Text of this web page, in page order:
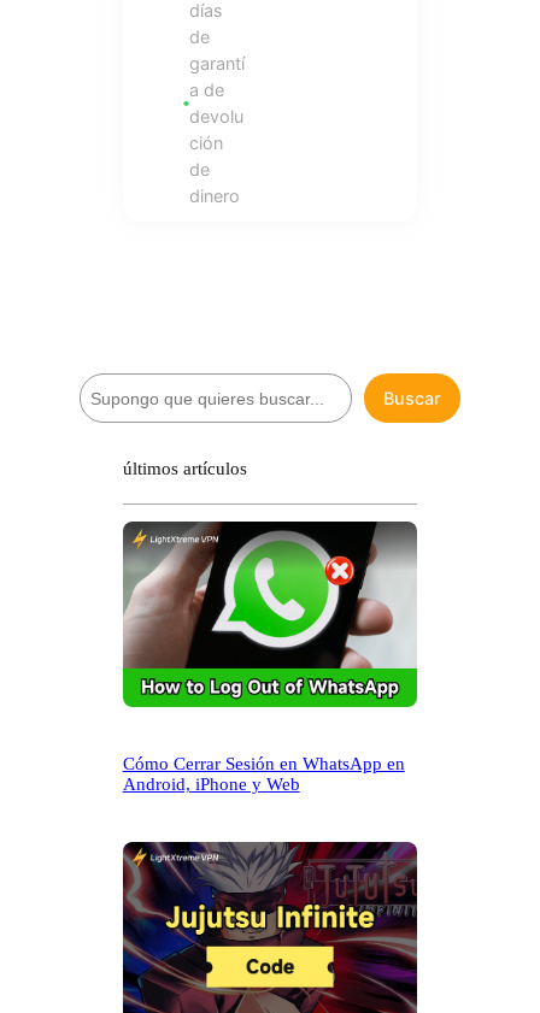
días
de
garantí
a de
devolu
ción
de
dinero
B
u
Buscar
últimos artículos
Cómo Cerrar Sesión en WhatsApp en
Android, iPhone y Web